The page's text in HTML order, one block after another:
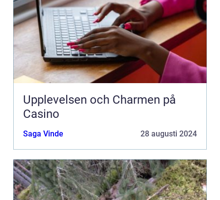
Upplevelsen och Charmen på
Casino
Saga Vinde 28 augusti 2024